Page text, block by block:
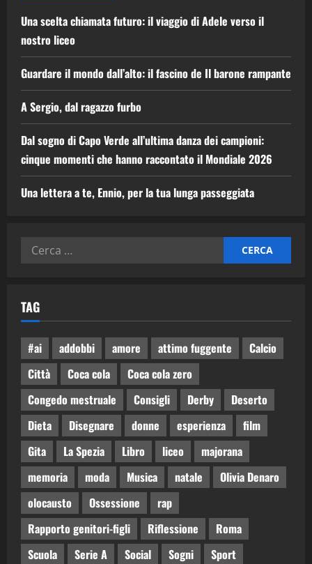
Una scelta chiamata futuro: il viaggio di Adele verso il
nostro liceo
Guardare il mondo dall’alto: il fascino de Il barone rampante
A Sergio, dal ragazzo furbo
Dal sogno di Capo Verde all’ultima danza dei campioni:
cinque momenti che hanno raccontato il Mondiale 2026
Una lettera a te, Ennio, per la tua lunga passeggiata
TAG
#ai addobbi amore attimo fuggente
Calcio
Città
Coca cola
Coca cola zero
Congedo mestruale
Consigli Derby
Deserto
Dieta
Disegnare donne esperienza
film
Gita
La Spezia Libro liceo
majorana
memoria
moda Musica natale
Olivia Denaro
olocausto
Ossessione
rap
Rapporto genitori-figli
Riflessione
Roma
Scuola
Serie A Social Sogni Sport